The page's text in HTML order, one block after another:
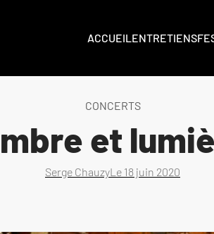
ACCUEILENTRETIENS
CONCERTS
et
Serge ChauzyLe 18 juin 2020